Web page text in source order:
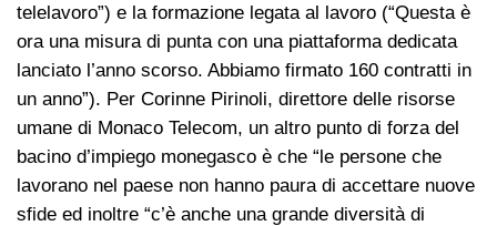
telelavoro”) e la formazione legata al lavoro (“Questa è
ora una misura di punta con una piattaforma dedicata
lanciato l’anno scorso. Abbiamo firmato 160 contratti in
un anno”). Per Corinne Pirinoli, direttore delle risorse
umane di Monaco Telecom, un altro punto di forza del
bacino d’impiego monegasco è che “le persone che
lavorano nel paese non hanno paura di accettare nuove
sfide ed inoltre “c’è anche una grande diversità di